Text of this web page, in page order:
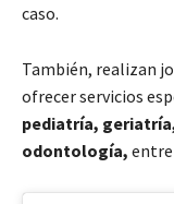
caso.
También, realizan
ofrecer servicios
pediatría,
odontología,